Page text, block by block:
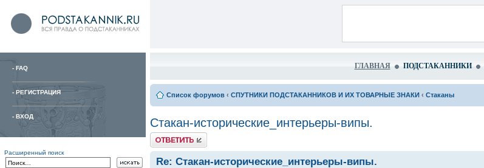
- FAQ
- РЕГИСТРАЦИЯ
- ВХОД
Расширенный поиск
ГЛАВНАЯ ПОДСТАКАННИКИ
Список форумов ‹ СПУТНИКИ ПОДСТАКАННИКОВ И ИХ ТОВАРНЫЕ ЗНАКИ ‹ Стаканы
Стакан-исторические_интерьеры-випы.
Re: Стакан-исторические_интерьеры-випы.